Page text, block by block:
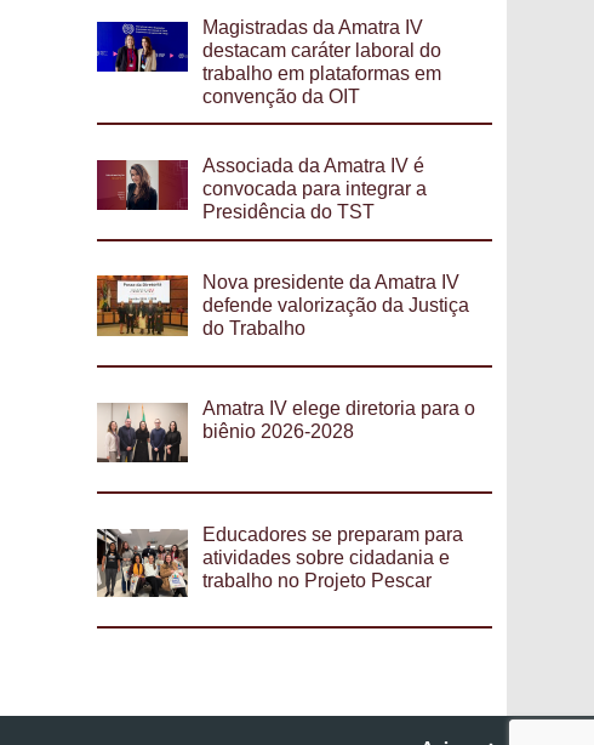
Magistradas da Amatra IV
destacam caráter laboral do
trabalho em plataformas em
convenção da OIT
Associada da Amatra IV é
convocada para integrar a
Presidência do TST
Nova presidente da Amatra IV
defende valorização da Justiça
do Trabalho
Amatra IV elege diretoria para o
biênio 2026-2028
Educadores se preparam para
atividades sobre cidadania e
trabalho no Projeto Pescar